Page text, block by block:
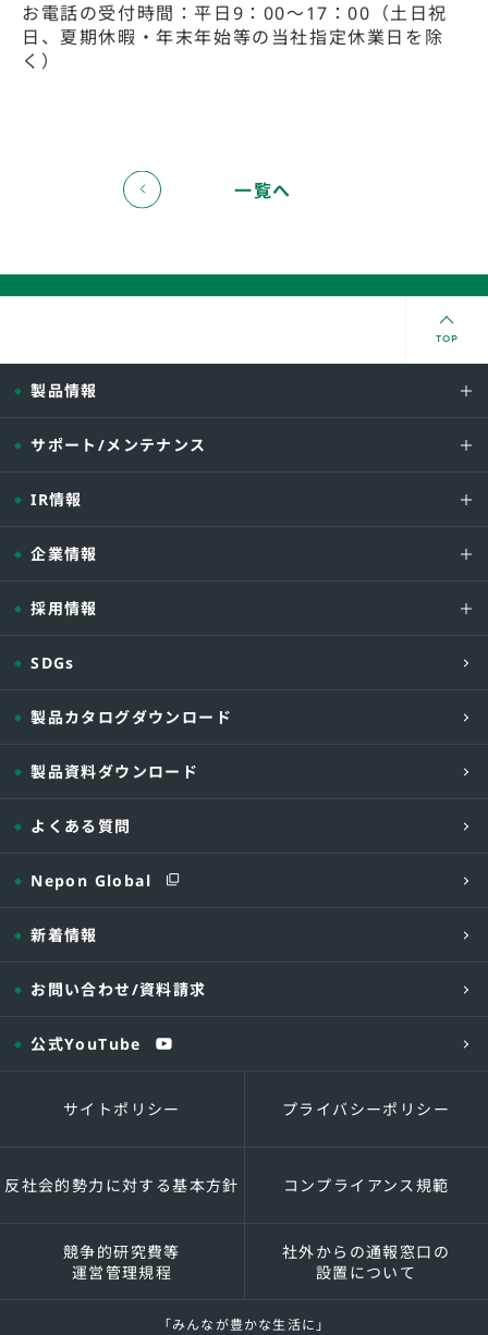
お電話の受付時間：平日9：00～17：00（土日祝
日、夏期休暇・年末年始等の当社指定休業日を除
く）
一覧へ
TOP
製品情報
サポート/メンテナンス
IR情報
企業情報
採用情報
SDGs
製品カタログダウンロード
製品資料ダウンロード
よくある質問
Nepon Global
新着情報
お問い合わせ/資料請求
公式YouTube
サイトポリシー プライバシーポリシー
反社会的勢力に対する基本方針 コンプライアンス規範
競争的研究費等
運営管理規程
社外からの通報窓口の
設置について
「みんなが豊かな生活に」